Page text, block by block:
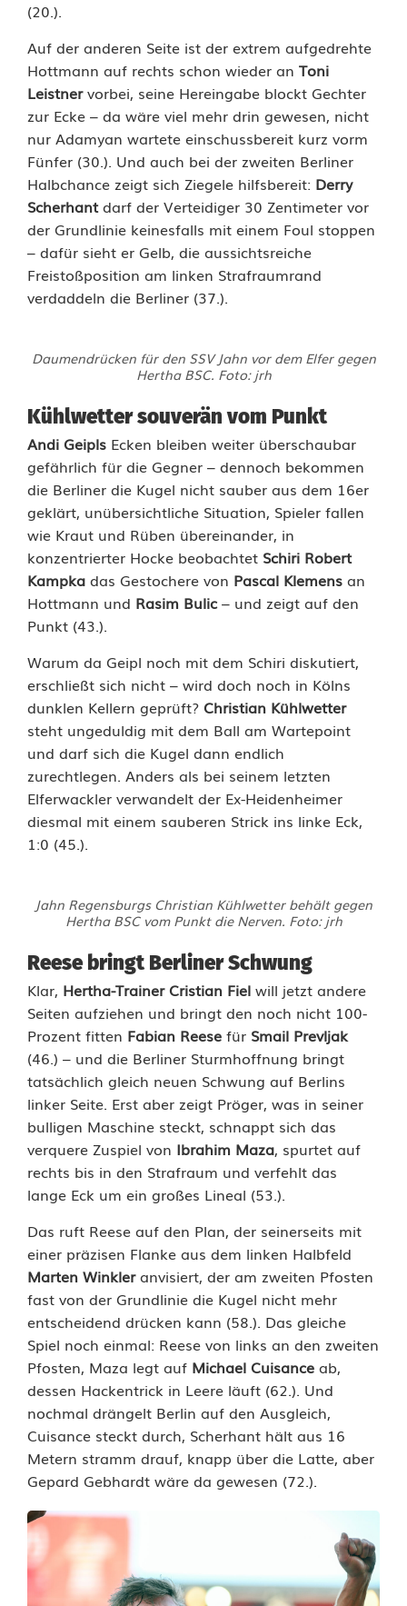
(20.).
Auf der anderen Seite ist der extrem aufgedrehte
Hottmann auf rechts schon wieder an Toni
Leistnervorbei, seine Hereingabe blockt Gechter
zur Ecke – da wäre viel mehr drin gewesen, nicht
nur Adamyan wartete einschussbereit kurz vorm
Fünfer (30.). Und auch bei der zweiten Berliner
Halbchance zeigt sich Ziegele hilfsbereit: Derry
Scherhantdarf der Verteidiger 30 Zentimeter vor
der Grundlinie keinesfalls mit einem Foul stoppen
– dafür sieht er Gelb, die aussichtsreiche
Freistoßposition am linken Strafraumrand
verdaddeln die Berliner (37.).
Daumendrücken für den SSV Jahn vor dem Elfer gegen
Hertha BSC. Foto: jrh
Kühlwetter souverän vom Punkt
Andi Geipls Ecken bleiben weiter überschaubar
gefährlich für die Gegner – dennoch bekommen
die Berliner die Kugel nicht sauber aus dem 16er
geklärt, unübersichtliche Situation, Spieler fallen
wie Kraut und Rüben übereinander, in
konzentrierter Hocke beobachtet Schiri Robert
Kampka das Gestochere von Pascal Klemens an
Hottmann und Rasim Bulic– und zeigt auf den
Punkt (43.).
Warum da Geipl noch mit dem Schiri diskutiert,
erschließt sich nicht – wird doch noch in Kölns
dunklen Kellern geprüft? Christian Kühlwetter
steht ungeduldig mit dem Ball am Wartepoint
und darf sich die Kugel dann endlich
zurechtlegen. Anders als bei seinem letzten
Elferwackler verwandelt der Ex-Heidenheimer
diesmal mit einem sauberen Strick ins linke Eck,
1:0 (45.).
Jahn Regensburgs Christian Kühlwetter behält gegen
Hertha BSC vom Punkt die Nerven. Foto: jrh
Reese bringt Berliner Schwung
Klar, Hertha-Trainer Cristian Fiel will jetzt andere
Seiten aufziehen und bringt den noch nicht 100-
Prozent fitten Fabian Reese für Smail Prevljak
(46.) – und die Berliner Sturmhoffnung bringt
tatsächlich gleich neuen Schwung auf Berlins
linker Seite. Erst aber zeigt Pröger, was in seiner
bulligen Maschine steckt, schnappt sich das
verquere Zuspiel von Ibrahim Maza, spurtet auf
rechts bis in den Strafraum und verfehlt das
lange Eck um ein großes Lineal (53.).
Das ruft Reese auf den Plan, der seinerseits mit
einer präzisen Flanke aus dem linken Halbfeld
Marten Winkleranvisiert, der am zweiten Pfosten
fast von der Grundlinie die Kugel nicht mehr
entscheidend drücken kann (58.). Das gleiche
Spiel noch einmal: Reese von links an den zweiten
Pfosten, Maza legt auf Michael Cuisance ab,
dessen Hackentrick in Leere läuft (62.). Und
nochmal drängelt Berlin auf den Ausgleich,
Cuisance steckt durch, Scherhant hält aus 16
Metern stramm drauf, knapp über die Latte, aber
Gepard Gebhardt wäre da gewesen (72.).